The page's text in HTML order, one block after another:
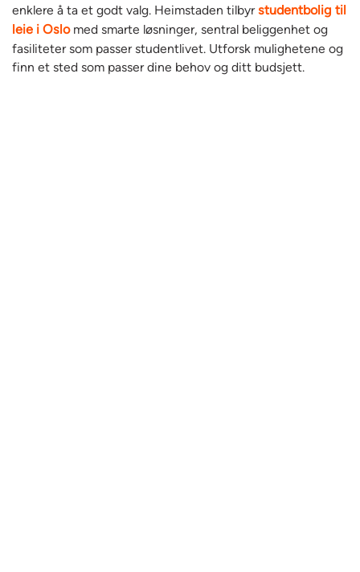
enklere å ta et godt valg. Heimstaden tilbyrstudentbolig til
leie i Oslomed smarte løsninger, sentral beliggenhet og
fasiliteter som passer studentlivet. Utforsk mulighetene og
finn et sted som passer dine behov og ditt budsjett.